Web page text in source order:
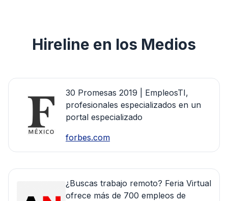
Hireline en los Medios
30 Promesas 2019 | EmpleosTI,
profesionales especializados en un
portal especializado
forbes.com
¿Buscas trabajo remoto? Feria Virtual
ofrece más de 700 empleos de